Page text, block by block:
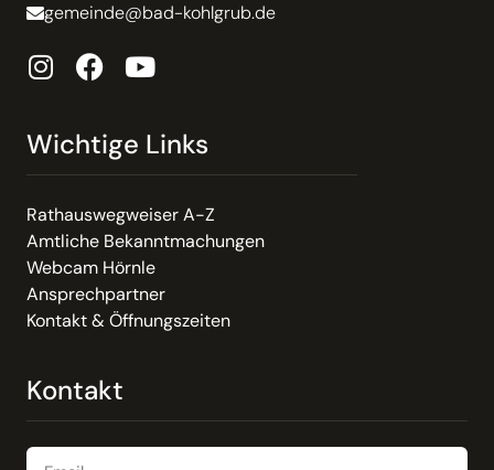
Regelungen über die Zulässigkeit, den
enthält, kann es genehmigungsfrei sein.
Abwasser; Zahlung der
Abwassergebühren
Über (laufende) Abwassergebühren bezahlen
Sie für die Entsorgung der von Ihnen
verursachten Abwassermenge.
Mehr lesen